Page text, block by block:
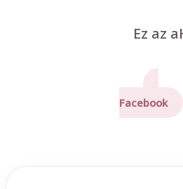
Ez az
Facebook